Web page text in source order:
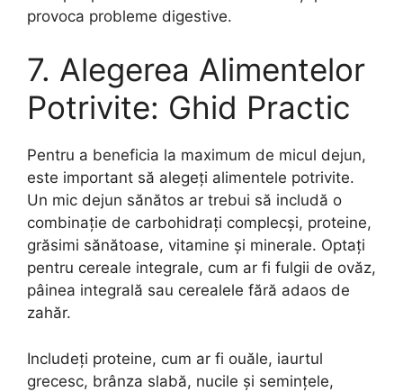
provoca probleme digestive.
7. Alegerea Alimentelor
Potrivite: Ghid Practic
Pentru a beneficia la maximum de micul dejun,
este important să alegeți alimentele potrivite.
Un mic dejun sănătos ar trebui să includă o
combinație de carbohidrați complecși, proteine,
grăsimi sănătoase, vitamine și minerale. Optați
pentru cereale integrale, cum ar fi fulgii de ovăz,
pâinea integrală sau cerealele fără adaos de
zahăr.
Includeți proteine, cum ar fi ouăle, iaurtul
grecesc, brânza slabă, nucile și semințele,